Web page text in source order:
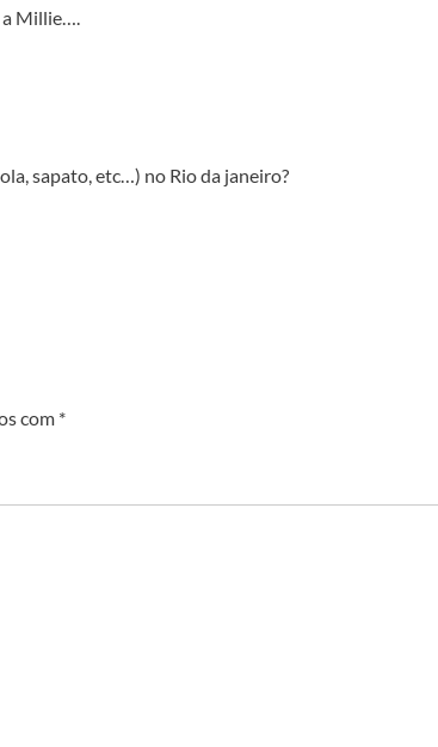
a Millie….
sapato, etc…) no Rio da janeiro?
com *